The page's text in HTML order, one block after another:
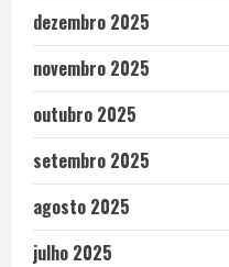
dezembro 2025
novembro 2025
outubro 2025
setembro 2025
agosto 2025
julho 2025